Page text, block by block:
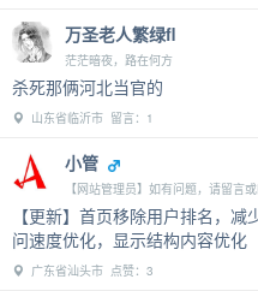
万圣老人繁绿fl
茫茫暗夜，路在何方
杀死那俩河北当官的
山东省临沂市 留言：1
小管
【更新】首页移除用户排名，
问速度优化，显示结构内容优化
广东省汕头市 点赞：3